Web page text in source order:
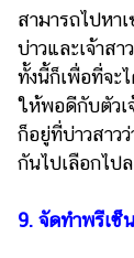
สามารถไปหา
บ่าวและเจ้าส
ทั้งนี้ก็เพื่อที่จะ
ให้พอดีกับตัวเ
ก็อยู่ที่บ่าวสาว
กันไปเลือกไป
9. จัดทำพรีเซ็